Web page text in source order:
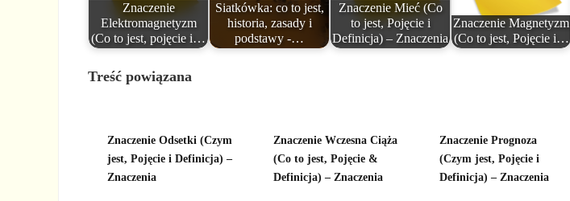
Znaczenie
Elektromagnetyzm
(Co to jest, pojęcie i…
Siatkówka: co to jest,
historia, zasady i
podstawy -…
Znaczenie Mieć (Co
to jest, Pojęcie i
Definicja) – Znaczenia
Znaczenie Magnetyzm
(Co to jest, Pojęcie i…
Treść powiązana
Znaczenie Odsetki (Czym
jest, Pojęcie i Definicja) –
Znaczenia
Znaczenie Wczesna Ciąża
(Co to jest, Pojęcie &
Definicja) – Znaczenia
Znaczenie Prognoza
(Czym jest, Pojęcie i
Definicja) – Znaczenia